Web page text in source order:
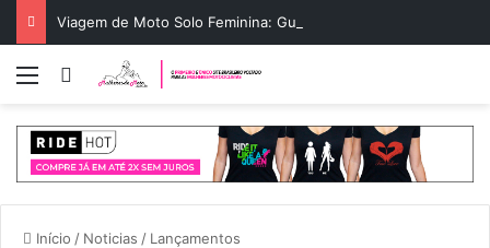
Menu Entrar
Início / Noticias / Lançamentos